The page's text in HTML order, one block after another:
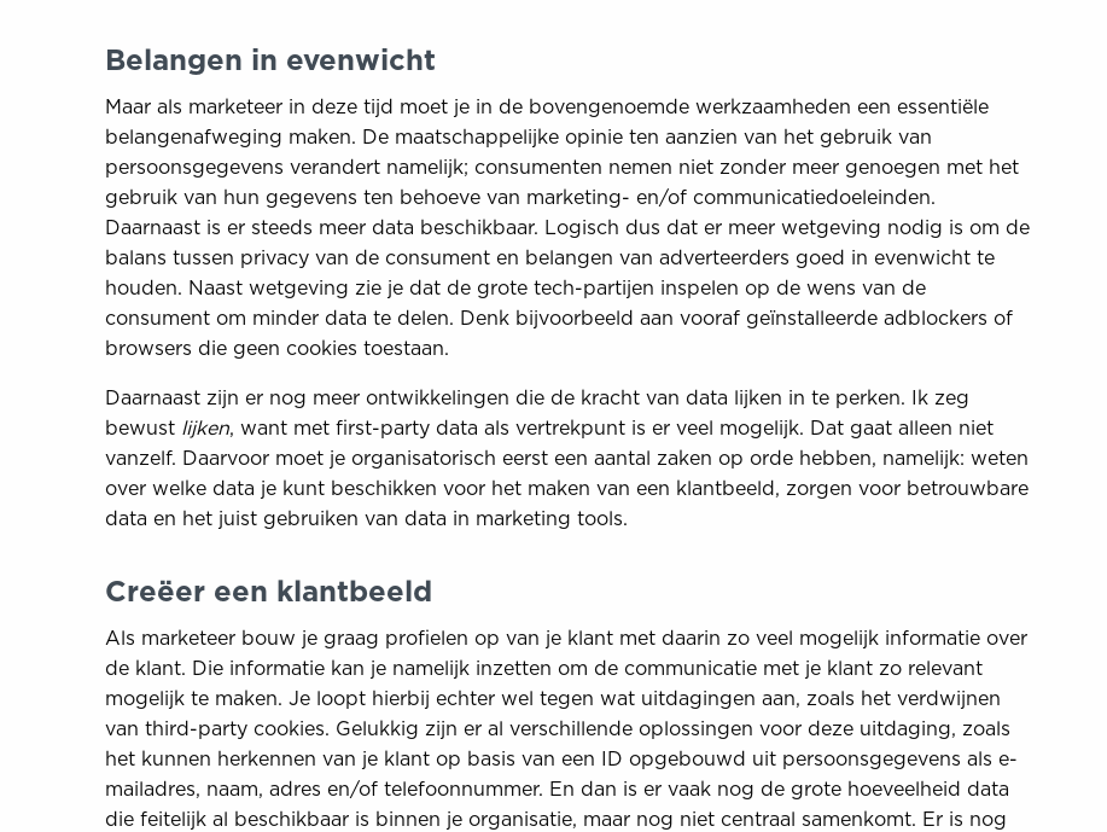
Belangen in evenwicht
Maar als marketeer in deze tijd moet je in de bovengenoemde werkzaamheden een essentiële
belangenafweging maken. De maatschappelijke opinie ten aanzien van het gebruik van
persoonsgegevens verandert namelijk; consumenten nemen niet zonder meer genoegen met het
gebruik van hun gegevens ten behoeve van marketing- en/of communicatiedoeleinden.
Daarnaast is er steeds meer data beschikbaar. Logisch dus dat er meer wetgeving nodig is om de
balans tussen privacy van de consument en belangen van adverteerders goed in evenwicht te
houden. Naast wetgeving zie je dat de grote tech-partijen inspelen op de wens van de
consument om minder data te delen. Denk bijvoorbeeld aan vooraf geïnstalleerde adblockers of
browsers die geen cookies toestaan.
Daarnaast zijn er nog meer ontwikkelingen die de kracht van data lijken in te perken. Ik zeg
bewust lijken, want met first-party data als vertrekpunt is er veel mogelijk. Dat gaat alleen niet
vanzelf. Daarvoor moet je organisatorisch eerst een aantal zaken op orde hebben, namelijk: weten
over welke data je kunt beschikken voor het maken van een klantbeeld, zorgen voor betrouwbare
data en het juist gebruiken van data in marketing tools.
Creëer een klantbeeld
Als marketeer bouw je graag profielen op van je klant met daarin zo veel mogelijk informatie over
de klant. Die informatie kan je namelijk inzetten om de communicatie met je klant zo relevant
mogelijk te maken. Je loopt hierbij echter wel tegen wat uitdagingen aan, zoals het verdwijnen
van third-party cookies. Gelukkig zijn er al verschillende oplossingen voor deze uitdaging, zoals
het kunnen herkennen van je klant op basis van een ID opgebouwd uit persoonsgegevens als e-
mailadres, naam, adres en/of telefoonnummer. En dan is er vaak nog de grote hoeveelheid data
die feitelijk al beschikbaar is binnen je organisatie, maar nog niet centraal samenkomt. Er is nog